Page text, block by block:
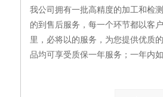
我公司拥有一批高精度的加工和检
的到售后服务，每一个环节都以客
里，必将以的服务，为您提供优质
品均可享受质保一年服务；一年内